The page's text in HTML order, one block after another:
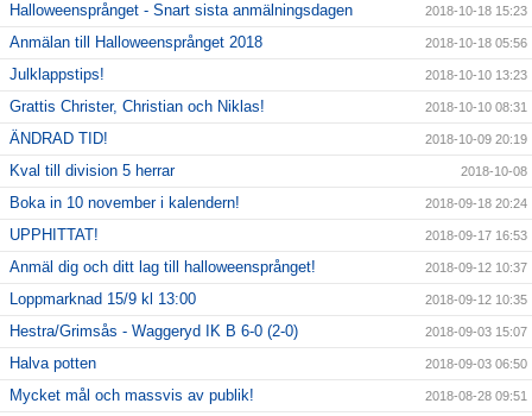
Halloweensprånget - Snart sista anmälningsdagen 2018-10-18 15:23
Anmälan till Halloweensprånget 2018 2018-10-18 05:56
Julklappstips! 2018-10-10 13:23
Grattis Christer, Christian och Niklas! 2018-10-10 08:31
ÄNDRAD TID! 2018-10-09 20:19
Kval till division 5 herrar 2018-10-08
Boka in 10 november i kalendern! 2018-09-18 20:24
UPPHITTAT! 2018-09-17 16:53
Anmäl dig och ditt lag till halloweensprånget! 2018-09-12 10:37
Loppmarknad 15/9 kl 13:00 2018-09-12 10:35
Hestra/Grimsås - Waggeryd IK B 6-0 (2-0) 2018-09-03 15:07
Halva potten 2018-09-03 06:50
Mycket mål och massvis av publik! 2018-08-28 09:51